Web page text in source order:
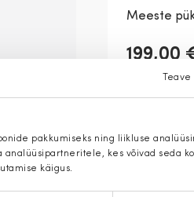
Teave
pakkumiseks ning liikluse
kes võivad seda
käigus.
Meeste
199,00